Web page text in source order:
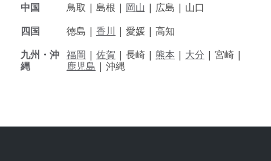
中国
鳥取 | 島根 | 岡山 | 広島 | 山口
四国
徳島 | 香川 | 愛媛 | 高知
九州・沖
縄
福岡 | 佐賀 | 長崎 | 熊本 | 大分 | 宮崎 |
鹿児島 | 沖縄